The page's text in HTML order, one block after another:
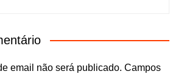
email não será publicado. Campos